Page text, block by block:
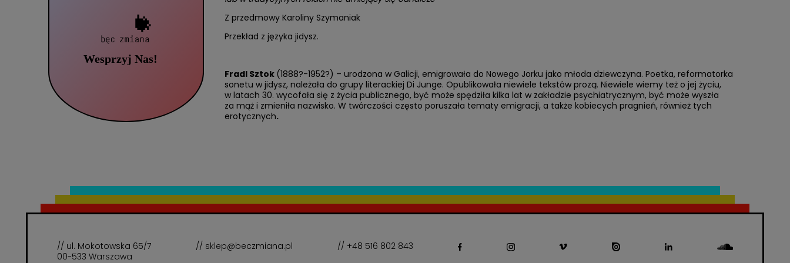
Z przedmowy Karoliny Szymaniak
Przekład z języka jidysz.
Fradl Sztok (1888?-1952?) – urodzona w Galicji, emigrowała do Nowego Jorku jako młoda dziewczyna. Poetka, reformatorka
sonetu w jidysz, należała do grupy literackiej Di Junge. Opublikowała niewiele tekstów prozą. Niewiele wiemy też o jej życiu,
w latach 30. wycofała się z życia publicznego, być może spędziła kilka lat w zakładzie psychiatrycznym, być może wyszła
za mąż i zmieniła nazwisko. W twórczości często poruszała tematy emigracji, a także kobiecych pragnień, również tych
erotycznych.
// ul. Mokotowska 65/7
00-533 Warszawa
// sklep@beczmiana.pl // +48 516 802 843